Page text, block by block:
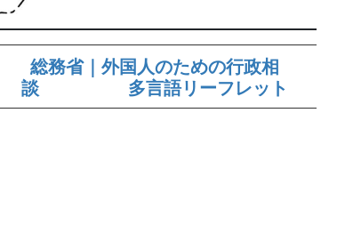
総務省｜外国人のための行政相
談 多言語リーフレット